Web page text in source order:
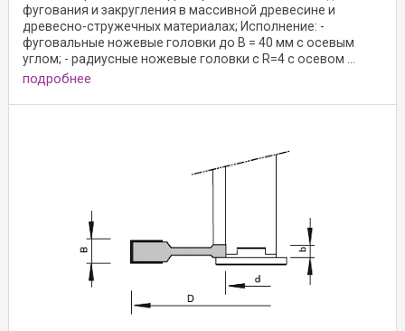
фугования и закругления в массивной древесине и
древесно-стружечных материалах; Исполнение: -
фуговальные ножевые головки до B = 40 мм с осевым
углом; - радиусные ножевые головки с R=4 с осевом ...
подробнее